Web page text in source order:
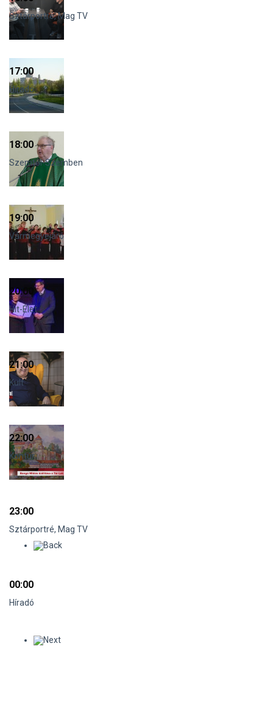
Sztárportré, Mag TV
17:00
Híradó
18:00
Szemtől-Szemben
19:00
Vármegyejáró
20:00
Hit-Élet
21:00
Kult
22:00
Kontúr
23:00
Sztárportré, Mag TV
00:00
Híradó